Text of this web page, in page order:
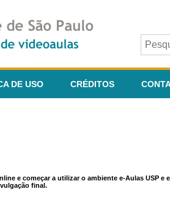
DE USO CRÉDITOS
e começar a utilizar o ambiente e-Aulas USP e
final.